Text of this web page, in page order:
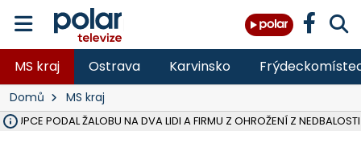
MS kraj Ostrava Karvinsko
Domů MS kraj
PODAL ŽALOBU NA DVA LIDI A FIRMU Z OHROŽENÍ Z NEDBALOSTI